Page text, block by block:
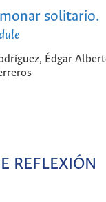
solitario.
Édgar
REFLEXIÓN